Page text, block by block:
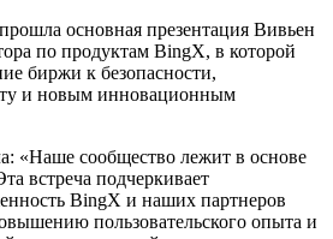
основная презентация Вивьен
по продуктам BingX, в которой
биржи к безопасности,
и новым инновационным
«Наше сообщество лежит в основе
встреча подчеркивает
BingX и наших партнеров
пользовательского опыта и